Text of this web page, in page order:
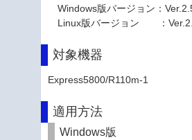
Windows版バージョン：
Linux版バージョン ：
対象機器
Express5800/R110m-1
適用方法
Windows版